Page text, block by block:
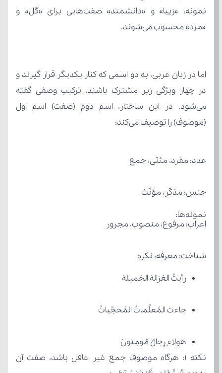
«مرد» محسوب می‌شوند.
(موصوف) را توصیف می‌کند:
عدد: مفرد، مثنّی، جمع
جنس: مذکّر، مؤنّث
اعراب: مرفوع، منصوب، مجرور
شناخت: معرفه، نکره
نمونه‌ها:
رأیتُ الغزالهَ الجَمیلهَ
جاءت المُعلِّماتُ المُحجَّباتُ
هولاءِ رِجالٌ مُومِنونَ